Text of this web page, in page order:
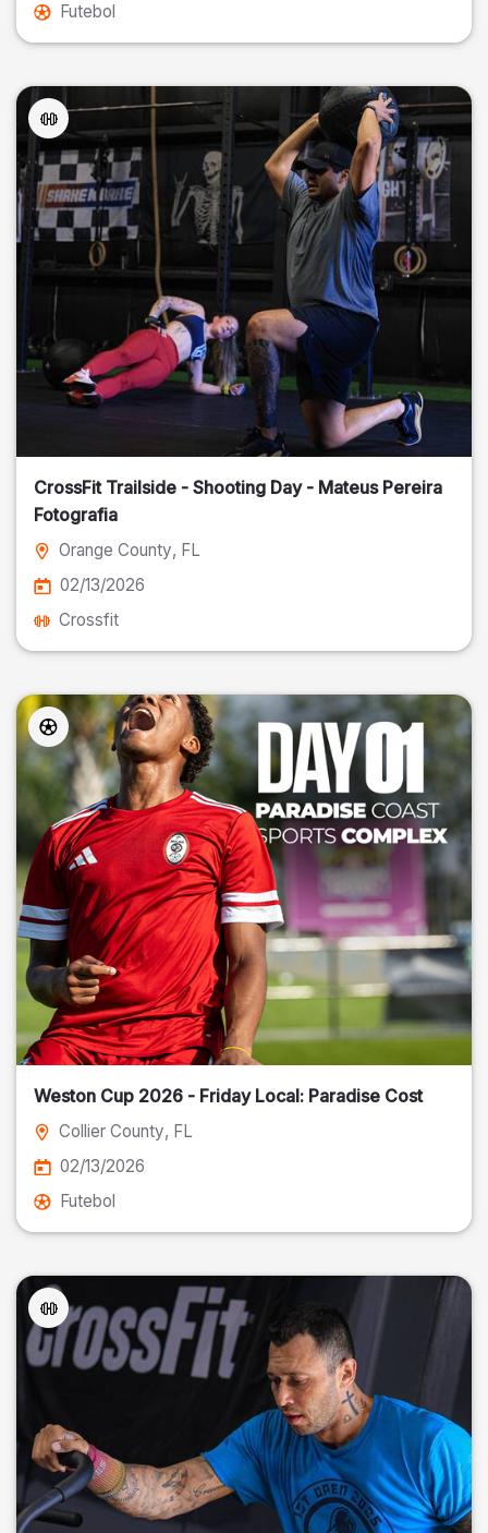
Futebol
CrossFit Trailside - Shooting Day - Mateus Pereira
Fotografia
Orange County, FL
02/13/2026
Crossfit
Weston Cup 2026 - Friday Local: Paradise Cost
Collier County, FL
02/13/2026
Futebol